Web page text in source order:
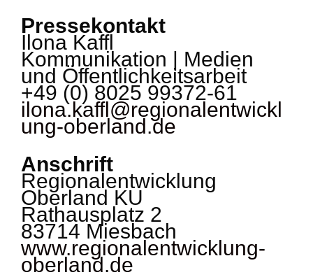
Pressekontakt
Ilona Kaffl
Kommunikation | Medien
und Öffentlichkeitsarbeit
+49 (0) 8025 99372-61
ilona.kaffl@regionalentwickl
ung-oberland.de
Anschrift
Regionalentwicklung
Oberland KU
Rathausplatz 2
83714 Miesbach
www.regionalentwicklung-
oberland.de